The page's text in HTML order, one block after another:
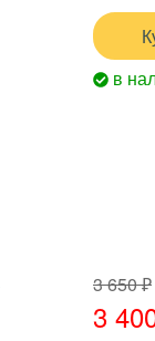
в
3 650 ₽
3